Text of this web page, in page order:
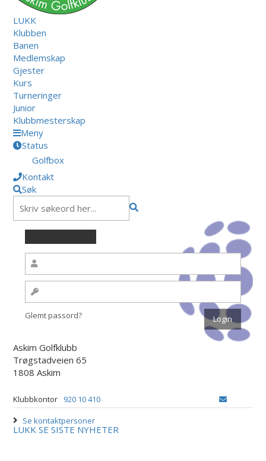
LUKK
Klubben
Banen
Medlemskap
Gjester
Kurs
Turneringer
Junior
Klubbmesterskap
Meny
Status
Golfbox
Kontakt
Søk
Glemt passord?
Askim Golfklubb
Trøgstadveien 65
1808 Askim
Klubbkontor
920 10 410
Se kontaktpersoner
LUKK SE SISTE NYHETER